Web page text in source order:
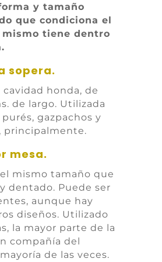
y tamaño
que condiciona el
mismo tiene dentro
sopera.
cavidad honda, de
de largo. Utilizada
purés, gazpachos y
principalmente.
mesa.
mismo tamaño que
dentado. Puede ser
aunque hay
diseños. Utilizado
la mayor parte de la
compañía del
de las veces.